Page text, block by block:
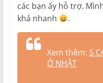
các bạn ấy hỗ trợ.
khá nhanh
.
Xem thêm: 5
Ở NHẬT